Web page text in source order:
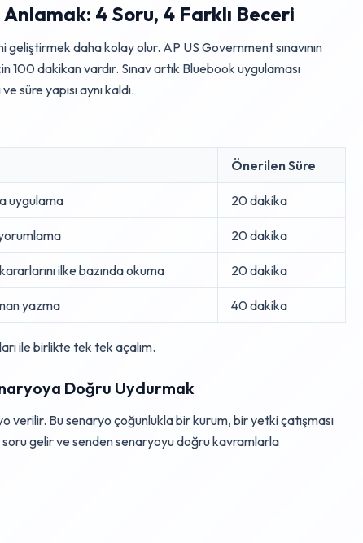
4 Soru, 4 Farklı Beceri
daha kolay olur. AP US Government sınavının
dakikan vardır. Sınav artık Bluebook uygulaması
süre yapısı aynı kaldı.
Önerilen Süre
uygulama 20 dakika
20 dakika
ilke bazında okuma 20 dakika
yazma 40 dakika
ile birlikte tek tek açalım.
Doğru Uydurmak
verilir. Bu senaryo çoğunlukla bir kurum, bir yetki çatışması
gelir ve senden senaryoyu doğru kavramlarla